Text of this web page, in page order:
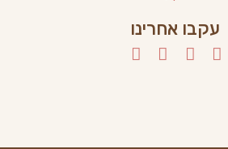
עקבו אחרינו